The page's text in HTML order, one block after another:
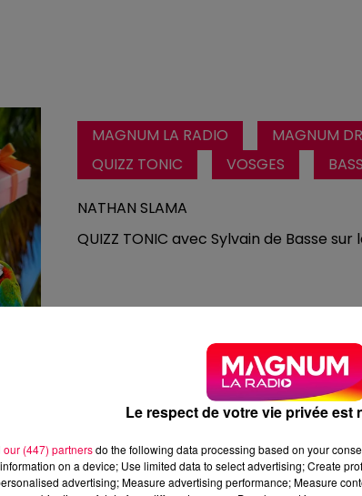
MAGNUM LA RADIO
MAGNUM
QUIZZ TONIC
VOSGES
NATHAN SLAMA
QUIZZ TONIC avec Sylvain de Basse
Le respect de votre vie privée est
our (447) partnersdo the following data processing based on your
on a device; Use limited data to select advertising; Create
advertising; Measure advertising performance; Measure